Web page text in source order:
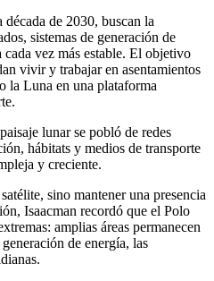
de 2030, buscan la
sistemas de generación de
vez más estable. El objetivo
vivir y trabajar en asentamientos
la Luna en una plataforma
lunar se pobló de redes
hábitats y medios de transporte
y creciente.
sino mantener una presencia
Isaacman recordó que el Polo
amplias áreas permanecen
de energía, las